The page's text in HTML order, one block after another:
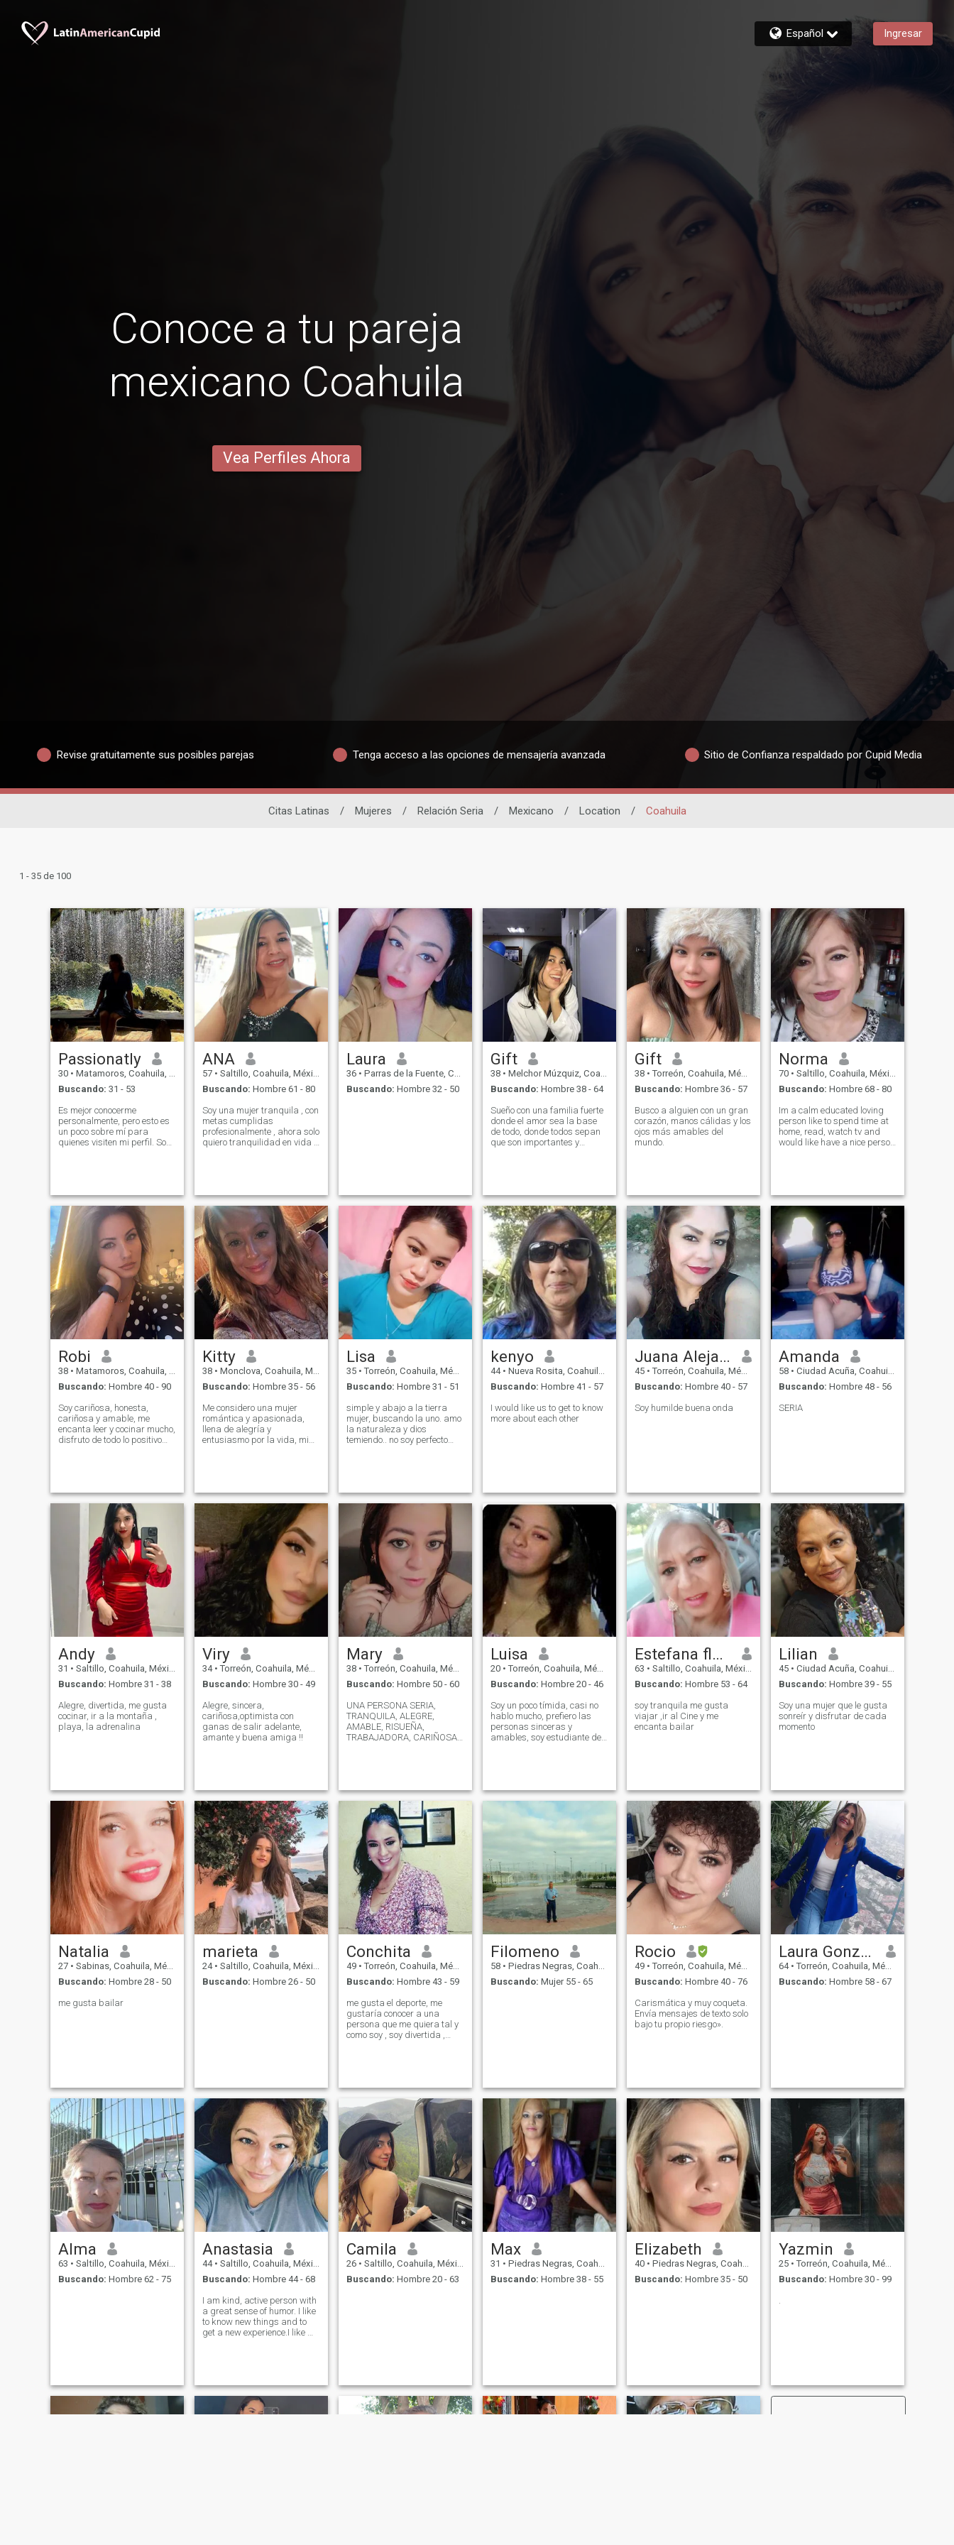
Español Ingresar
Conoce a tu pareja
mexicano Coahuila
Vea Perfiles Ahora
Revise gratuitamente sus posibles parejas Tenga acceso a las opciones de mensajería avanzada Sitio de Confianza respaldado por Cupid Media
Citas Latinas / Mujeres / Relación Seria / Mexicano / Location / Coahuila
1 - 35 de 100
Passionatly
30 • Matamoros, Coahuila, México
Buscando: 31 - 53
Es mejor conocerme
personalmente, pero esto es
un poco sobre mí para
quienes visiten mi perfil. Soy
leer y escribir. Soy amable,
pero no me impresiono
fácilmente y me gusta
profundizar en las cosas.
Eres a quien atraes y he
estado en la mejor forma
posible en la vida para
atraer a mi tipo de persona,
incluso desde lejos. Quiero
explorar, asumir nuevos
retos y también crecer.
ANA
57 • Saltillo, Coahuila, México
Buscando: Hombre 61 - 80
Soy una mujer tranquila , con
metas cumplidas
profesionalmente , ahora solo
quiero tranquilidad en vida y
música , ir conciertos en vivo,
etc.
Laura
36 • Parras de la Fuente, Coahuila, México
Buscando: Hombre 32 - 50
Gift
38 • Melchor Múzquiz, Coahuila, México
Buscando: Hombre 38 - 64
Sueño con una familia fuerte
donde el amor sea la base
de todo, donde todos sepan
que son importantes y
Gift
38 • Torreón, Coahuila, México
Buscando: Hombre 36 - 57
Busco a alguien con un gran
corazón, manos cálidas y los
ojos más amables del
mundo.
Norma
70 • Saltillo, Coahuila, México
Buscando: Hombre 68 - 80
Im a calm educated loving
person like to spend time at
home, read, watch tv and
would like have a nice person
Robi
38 • Matamoros, Coahuila, México
Buscando: Hombre 40 - 90
Soy cariñosa, honesta,
cariñosa y amable, me
encanta leer y cocinar mucho,
disfruto de todo lo positivo
Kitty
38 • Monclova, Coahuila, México
Buscando: Hombre 35 - 56
Me considero una mujer
romántica y apasionada,
llena de alegría y
entusiasmo por la vida, mi
y comprometida, me aseguro
una profunda conexión y
Lisa
35 • Torreón, Coahuila, México
Buscando: Hombre 31 - 51
simple y abajo a la tierra
mujer, buscando la uno. amo
la naturaleza y dios
temiendo.. no soy perfecto
kenyo
44 • Nueva Rosita, Coahuila, México
Buscando: Hombre 41 - 57
I would like us to get to know
more about each other
Juana Alejandra Fernández
45 • Torreón, Coahuila, México
Buscando: Hombre 40 - 57
Soy humilde buena onda
Amanda
58 • Ciudad Acuña, Coahuila, México
Buscando: Hombre 48 - 56
SERIA
Andy
31 • Saltillo, Coahuila, México
Buscando: Hombre 31 - 38
Alegre, divertida, me gusta
cocinar, ir a la montaña ,
playa, la adrenalina
Viry
34 • Torreón, Coahuila, México
Buscando: Hombre 30 - 49
Alegre, sincera,
cariñosa,optimista con
ganas de salir adelante,
amante y buena amiga !!
Mary
38 • Torreón, Coahuila, México
Buscando: Hombre 50 - 60
UNA PERSONA SERIA,
TRANQUILA, ALEGRE,
AMABLE, RISUEÑA,
TRABAJADORA, CARIÑOSA,
DE TODO.
Luisa
20 • Torreón, Coahuila, México
Buscando: Hombre 20 - 46
Soy un poco tímida, casi no
hablo mucho, prefiero las
personas sinceras y
amables, soy estudiante de
buenos sentimientos
Estefana flores perez
63 • Saltillo, Coahuila, México
Buscando: Hombre 53 - 64
soy tranquila me gusta
viajar ,ir al Cine y me
encanta bailar
Lilian
45 • Ciudad Acuña, Coahuila, México
Buscando: Hombre 39 - 55
Soy una mujer que le gusta
sonreír y disfrutar de cada
momento
Natalia
27 • Sabinas, Coahuila, México
Buscando: Hombre 28 - 50
me gusta bailar
marieta
24 • Saltillo, Coahuila, México
Buscando: Hombre 26 - 50
Conchita
49 • Torreón, Coahuila, México
Buscando: Hombre 43 - 59
me gusta el deporte, me
gustaría conocer a una
persona que me quiera tal y
como soy , soy divertida ,
Filomeno
58 • Piedras Negras, Coahuila, México
Buscando: Mujer 55 - 65
Rocio
49 • Torreón, Coahuila, México
Buscando: Hombre 40 - 76
Carismática y muy coqueta.
Envía mensajes de texto solo
bajo tu propio riesgo».
Laura Gonzalez
64 • Torreón, Coahuila, México
Buscando: Hombre 58 - 67
Alma
63 • Saltillo, Coahuila, México
Buscando: Hombre 62 - 75
Anastasia
44 • Saltillo, Coahuila, México
Buscando: Hombre 44 - 68
I am kind, active person with
a great sense of humor. I like
to know new things and to
get a new experience.I like my
attention to those whom I love.
Camila
26 • Saltillo, Coahuila, México
Buscando: Hombre 20 - 63
Max
31 • Piedras Negras, Coahuila, México
Buscando: Hombre 38 - 55
Elizabeth
40 • Piedras Negras, Coahuila, México
Buscando: Hombre 35 - 50
Yazmin
25 • Torreón, Coahuila, México
Buscando: Hombre 30 - 99
.